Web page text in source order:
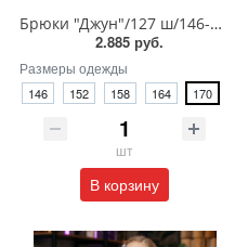
Брюки "Джун"/127 ш/146-170
2.885 руб.
Размеры одежды
146 152 158 164 170
шт
В корзину